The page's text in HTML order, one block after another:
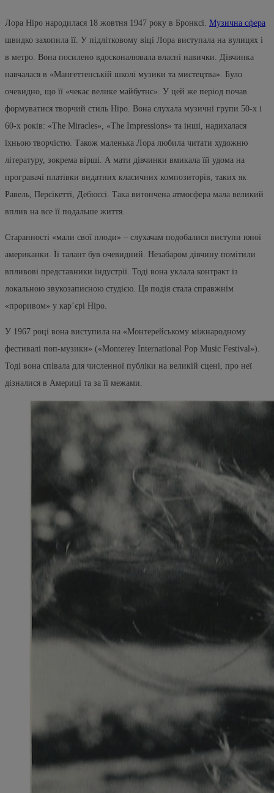
Лора Ніро народилася 18 жовтня 1947 року в Бронксі. Музична сфера
швидко захопила її. У підлітковому віці Лора виступала на вулицях і
в метро. Вона посилено вдосконалювала власні навички. Дівчинка
навчалася в «Мангеттенській школі музики та мистецтва». Було
очевидно, що її «чекає велике майбутнє». У цей же період почав
формуватися творчий стиль Ніро. Вона слухала музичні групи 50-х і
60-х років: «The Miracles», «The Impressions» та інші, надихалася
їхньою творчістю. Також маленька Лора любила читати художню
літературу, зокрема вірші. А мати дівчинки вмикала їй удома на
програвачі платівки видатних класичних композиторів, таких як
Равель, Персікетті, Дебюссі. Така витончена атмосфера мала великий
вплив на все її подальше життя.
Старанності «мали свої плоди» – слухачам подобалися виступи юної
американки. Її талант був очевидний. Незабаром дівчину помітили
впливові представники індустрії. Тоді вона уклала контракт із
локальною звукозаписною студією. Ця подія стала справжнім
«проривом» у кар’єрі Ніро.
У 1967 році вона виступила на «Монтерейському міжнародному
фестивалі поп-музики» («Monterey International Pop Music Festival»).
Тоді вона співала для численної публіки на великій сцені, про неї
дізналися в Америці та за її межами.